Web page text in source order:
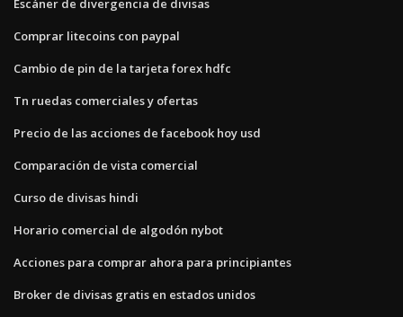
Escáner de divergencia de divisas
Comprar litecoins con paypal
Cambio de pin de la tarjeta forex hdfc
Tn ruedas comerciales y ofertas
Precio de las acciones de facebook hoy usd
Comparación de vista comercial
Curso de divisas hindi
Horario comercial de algodón nybot
Acciones para comprar ahora para principiantes
Broker de divisas gratis en estados unidos